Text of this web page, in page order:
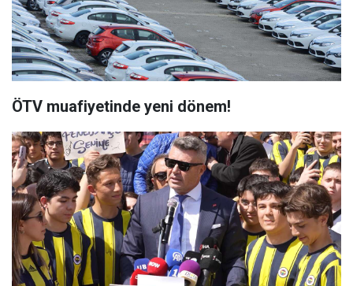
ÖTV muafiyetinde yeni dönem!